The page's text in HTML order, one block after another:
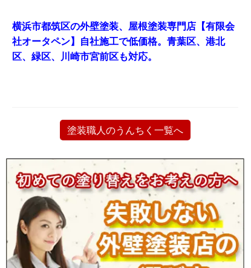
横浜市都筑区の外壁塗装、屋根塗装専門店【有限会
社オータペン】自社施工で低価格。青葉区、港北
区、緑区、川崎市宮前区も対応。
塗装職人のうんちく一覧へ